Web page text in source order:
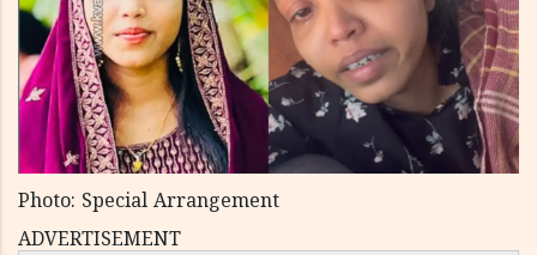
Photo: Special Arrangement
ADVERTISEMENT